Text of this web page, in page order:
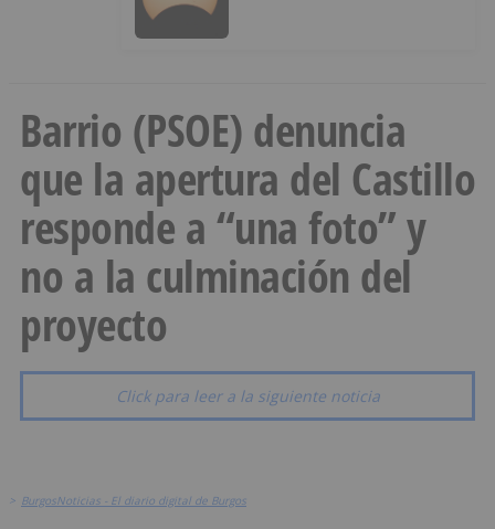
Barrio (PSOE) denuncia
que la apertura del Castillo
responde a “una foto” y
no a la culminación del
proyecto
Click para leer a la siguiente noticia
> BurgosNoticias - El diario digital de Burgos